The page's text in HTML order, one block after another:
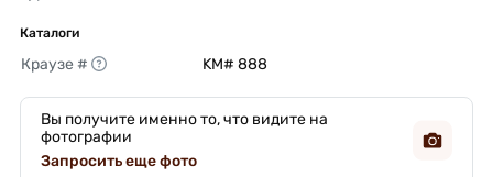
Каталоги
Краузе # KM# 888
Вы получите именно то, что видите на
фотографии
Запросить еще фото